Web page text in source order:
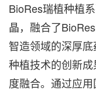
BioRes瑞植种植
晶，融合了
智造领域的深厚
种植技术的创新
度融合。通过应